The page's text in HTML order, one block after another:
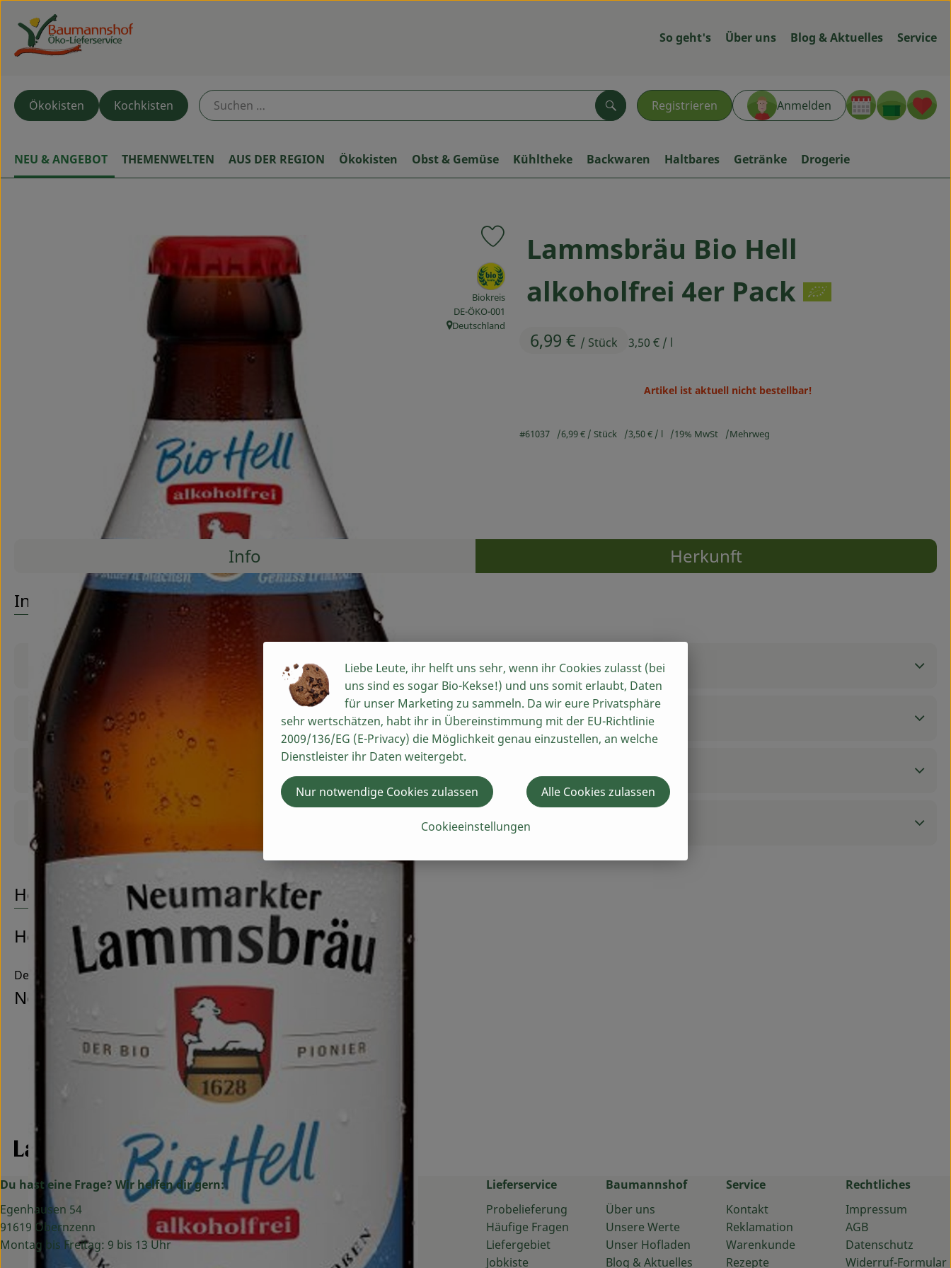
So geht's Über uns Blog & Aktuelles Service
Registrieren Anmelden
Suchen
Ökokisten Kochkisten
NEU & ANGEBOT THEMENWELTEN AUS DER REGION Ökokisten Obst & Gemüse Kühltheke Backwaren Haltbares Getränke Drogerie
Lammsbräu Bio Hell
alkoholfrei 4er Pack
6,99 € / Stück 3,50 € / l
Produkt zu Favouriten hinzufügen
, Verband:
Biokreis
, Kontrollstelle:
DE-ÖKO-001
, Herkunft:
Deutschland
Artikel ist aktuell nicht bestellbar!
#61037 6,99 € / Stück 3,50 € / l 19% MwSt Mehrweg
Rezepte
Info
Herkunft
Entdecke passende RezepteEs wurden keine passenden Rezepte gefunden.
Info
Produktinformationen
Zutaten
Nährwert-Info
Herkunft
Hersteller: Neumarkter Lammsbräu
Deutschland
Neumarkter Lammsbräu
Du hast eine Frage? Wir helfen dir gern:
Egenhausen 54
91619 Obernzenn
Montag bis Freitag: 9 bis 13 Uhr
Lieferservice
Probelieferung
Häufige Fragen
Liefergebiet
Jobkiste
Baumannshof
Über uns
Unsere Werte
Unser Hofladen
Blog & Aktuelles
Service
Kontakt
Reklamation
Warenkunde
Rezepte
Rechtliches
Impressum
AGB
Datenschutz
Widerruf-Formular
Liebe Leute, ihr helft uns sehr, wenn ihr Cookies zulasst (bei
uns sind es sogar Bio-Kekse!) und uns somit erlaubt, Daten
für unser Marketing zu sammeln. Da wir eure Privatsphäre
sehr wertschätzen, habt ihr in Übereinstimmung mit der EU-Richtlinie
2009/136/EG (E-Privacy) die Möglichkeit genau einzustellen, an welche
Dienstleister ihr Daten weitergebt.
Cookieeinstellungen
Nur notwendige Cookies zulassen Alle Cookies zulassen